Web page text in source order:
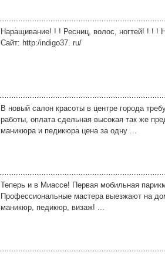
Наращивание! ! ! Ресниц, волос, ногтей! ! ! !
Сайт: http:/indigo37. ru/
В новый салон красоты в центре города
работы, оплата сдельная высокая так же
маникюра и педикюра цена за одну ...
Теперь и в Миассе! Первая мобильная
Профессиональные мастера выезжают на
маникюр, педикюр, визаж! ...